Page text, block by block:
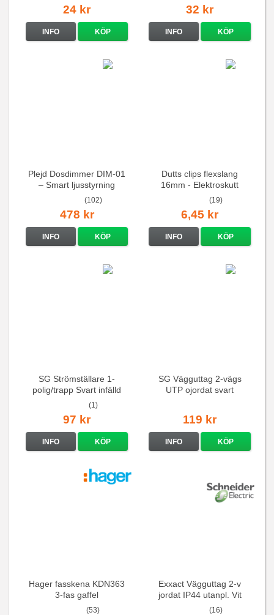
24 kr
INFO KÖP
32 kr
INFO KÖP
Plejd Dosdimmer DIM-01
– Smart ljusstyrning
(102)
478 kr
INFO KÖP
Dutts clips flexslang
16mm - Elektroskutt
(19)
6,45 kr
INFO KÖP
SG Strömställare 1-
polig/trapp Svart infälld
(1)
97 kr
INFO KÖP
SG Vägguttag 2-vägs
UTP ojordat svart
119 kr
INFO KÖP
Hager fasskena KDN363
3-fas gaffel
(53)
Exxact Vägguttag 2-v
jordat IP44 utanpl. Vit
(16)